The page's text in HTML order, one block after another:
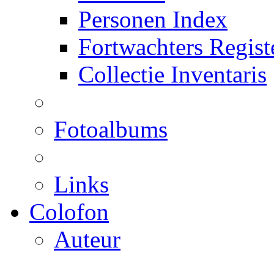
Personen Index
Fortwachters
Collectie Inventaris
Fotoalbums
Links
Colofon
Auteur